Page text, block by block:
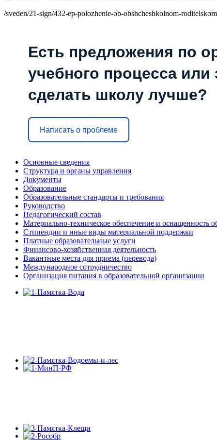
/sveden/21-sign/432-ep-polozhenie-ob-obshcheshkolnom-
Есть предложения по
учебного процесса или
сделать школу лучше?
Написать о проблеме
Основные сведения
Структура и органы управления
Документы
Образование
Образовательные стандарты и требования
Руководство
Педагогический состав
Материально-техническое обеспечение и оснащенность
Стипендии и иные виды материальной поддержки
Платные образовательные услуги
Финансово-хозяйственная деятельность
Вакантные места для приема (перевода)
Международное сотрудничество
Организация питания в образовательной организации